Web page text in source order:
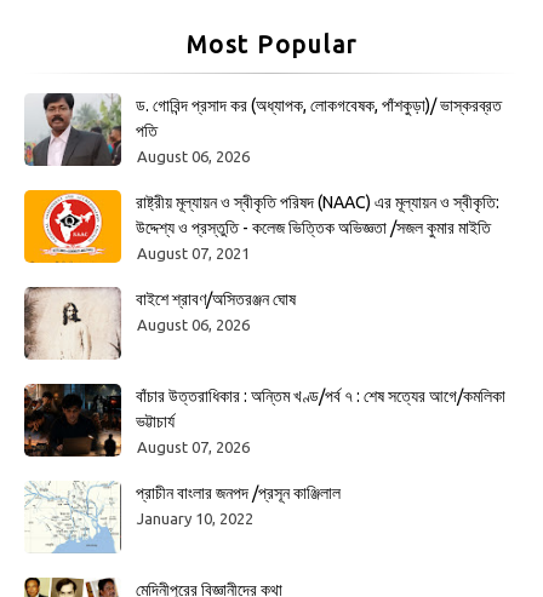
Most Popular
ড. গোবিন্দ প্রসাদ কর (অধ্যাপক, লোকগবেষক, পাঁশকুড়া)/ ভাস্করব্রত
পতি
August 06, 2026
রাষ্ট্রীয় মূল্যায়ন ও স্বীকৃতি পরিষদ (NAAC) এর মূল্যায়ন ও স্বীকৃতি:
উদ্দেশ্য ও প্রস্তুতি - কলেজ ভিত্তিক অভিজ্ঞতা /সজল কুমার মাইতি
August 07, 2021
বাইশে শ্রাবণ/অসিতরঞ্জন ঘোষ
August 06, 2026
বাঁচার উত্তরাধিকার : অন্তিম খণ্ড/পর্ব ৭ : শেষ সত্যের আগে/কমলিকা
ভট্টাচার্য
August 07, 2026
প্রাচীন বাংলার জনপদ /প্রসূন কাঞ্জিলাল
January 10, 2022
মেদিনীপুরের বিজ্ঞানীদের কথা